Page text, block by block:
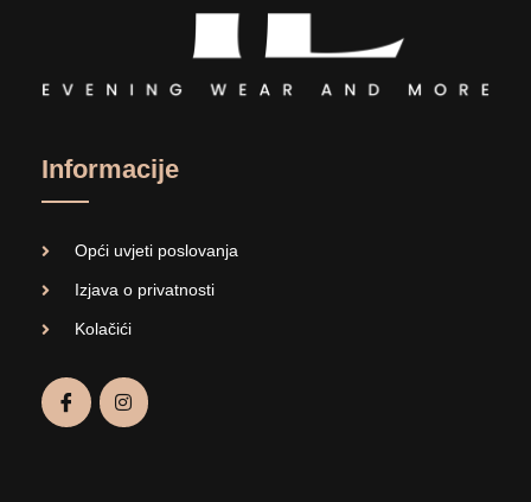
Informacije
Opći uvjeti poslovanja
Izjava o privatnosti
Kolačići